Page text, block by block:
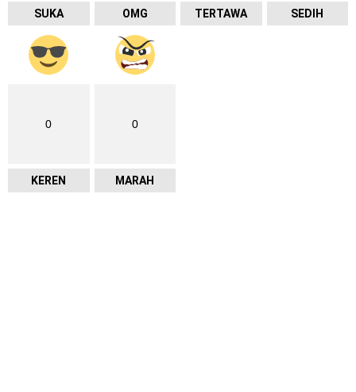
SUKA OMG TERTAWA SEDIH
0
KEREN
0
MARAH